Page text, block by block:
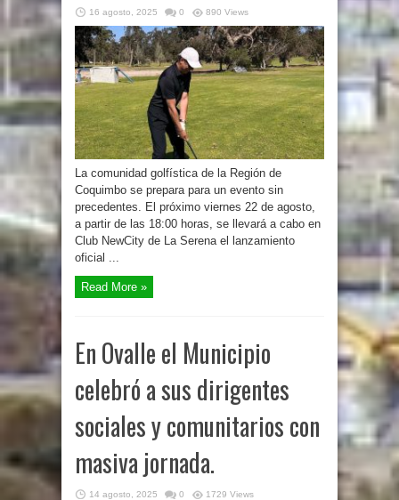
16 agosto, 2025 0 890 Views
La comunidad golfística de la Región de
Coquimbo se prepara para un evento sin
precedentes. El próximo viernes 22 de agosto,
a partir de las 18:00 horas, se llevará a cabo en
Club NewCity de La Serena el lanzamiento
oficial ...
Read More »
En Ovalle el Municipio
celebró a sus dirigentes
sociales y comunitarios con
masiva jornada.
14 agosto, 2025 0 1729 Views